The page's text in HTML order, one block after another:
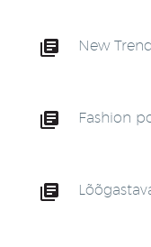
New
Fashion